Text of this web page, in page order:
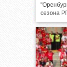
сезона